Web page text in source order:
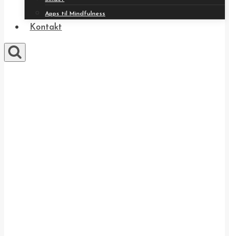
Apps til Mindfulness
Kontakt